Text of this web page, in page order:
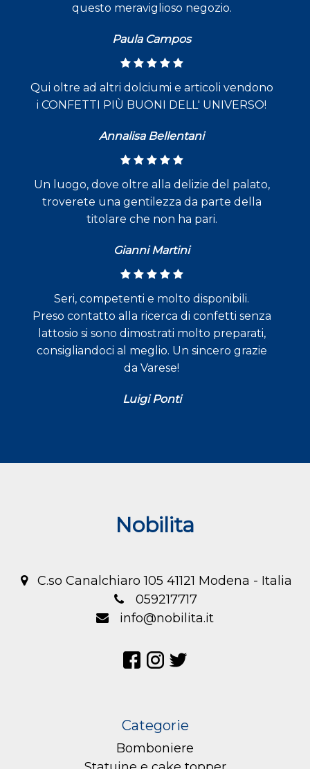
questo meraviglioso negozio.
Paula Campos
Qui oltre ad altri dolciumi e articoli vendono
i CONFETTI PIÙ BUONI DELL' UNIVERSO!
Annalisa Bellentani
Un luogo, dove oltre alla delizie del palato,
troverete una gentilezza da parte della
titolare che non ha pari.
Gianni Martini
Seri, competenti e molto disponibili.
Preso contatto alla ricerca di confetti senza
lattosio si sono dimostrati molto preparati,
consigliandoci al meglio. Un sincero grazie
da Varese!
Luigi Ponti
Nobilita
C.so Canalchiaro 105 41121 Modena - Italia
059217717
info@nobilita.it
Categorie
Bomboniere